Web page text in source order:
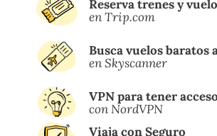
Reserva trenes y
en Trip.com
Busca vuelos baratos
en Skyscanner
VPN para tener
con NordVPN
Viaja con Seguro